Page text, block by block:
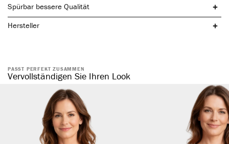
natürliche Baumwolle
komfortabler, elastischer Bund
ohne störende Seitennaht
formstabil & elastisch
hautsympathisch & temperaturregulierend
atmungsaktiv
Spürbar bessere Qualität
Hersteller
PASST PERFEKT ZUSAMMEN
Vervollständigen Sie Ihren Look